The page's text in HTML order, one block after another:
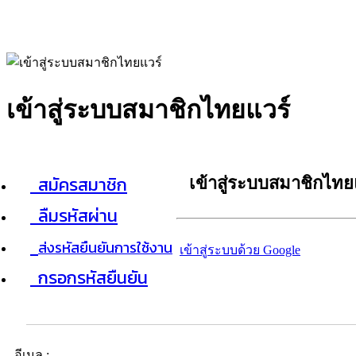
เข้าสู่ระบบสมาชิกไทยแวร์
สมัครสมาชิก
ลืมรหัสผ่าน
ส่งรหัสยืนยันการใช้งาน
กรอกรหัสยืนยัน
เข้าสู่ระบบสมาชิกไท
เข้าสู่ระบบด้วย Google